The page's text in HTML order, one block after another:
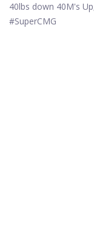
40lbs down 40M's
#SuperCMG